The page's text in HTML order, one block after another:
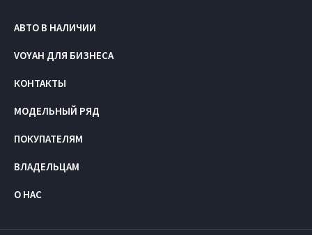
АВТО В НАЛИЧИИ
VOYAH ДЛЯ БИЗНЕСА
КОНТАКТЫ
МОДЕЛЬНЫЙ РЯД
ПОКУПАТЕЛЯМ
ВЛАДЕЛЬЦАМ
О НАС